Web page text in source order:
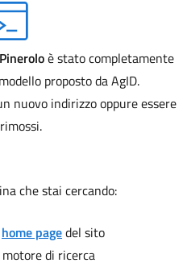
è stato completamente
proposto da AgID.
nuovo indirizzo oppure essere
che stai cercando:
home pagedel sito
di ricerca